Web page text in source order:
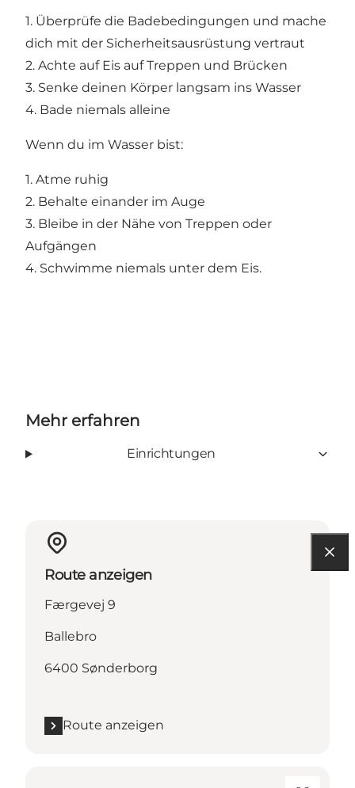
1. Überprüfe die Badebedingungen und mache
dich mit der Sicherheitsausrüstung vertraut
2. Achte auf Eis auf Treppen und Brücken
3. Senke deinen Körper langsam ins Wasser
4. Bade niemals alleine
Wenn du im Wasser bist:
1. Atme ruhig
2. Behalte einander im Auge
3. Bleibe in der Nähe von Treppen oder
Aufgängen
4. Schwimme niemals unter dem Eis.
Mehr erfahren
Einrichtungen
Route anzeigen
Færgevej 9
Ballebro
6400 Sønderborg
Route anzeigen